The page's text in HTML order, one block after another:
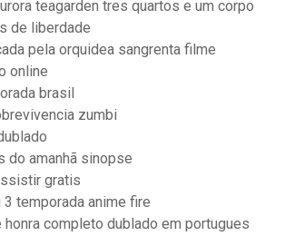
teagarden tres quartos e um corpo
de liberdade
pela orquidea sangrenta filme
online
brasil
zumbi
do amanhã sinopse
gratis
3 temporada anime fire
honra completo dublado em portugues